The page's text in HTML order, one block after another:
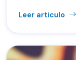
Leer articulo